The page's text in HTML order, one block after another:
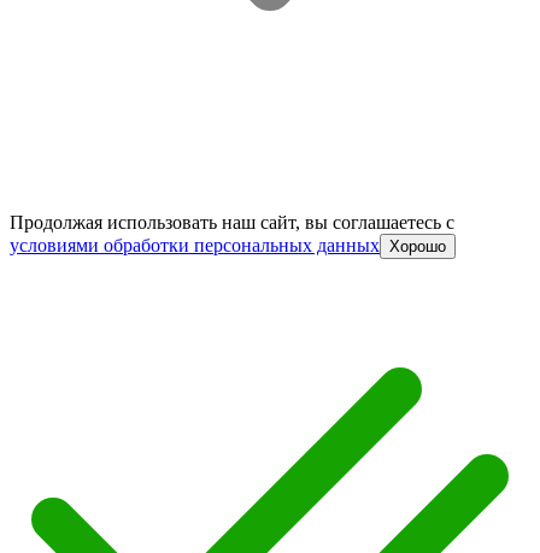
Продолжая использовать наш сайт, вы соглашаетесь c
условиями обработки персональных данных Хорошо